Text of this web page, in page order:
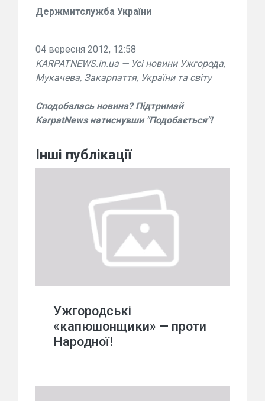
Держмитслужба України
04 вересня 2012, 12:58
KARPATNEWS.in.ua — Усі новини Ужгорода,
Мукачева, Закарпаття, України та світу
Сподобалась новина? Підтримай
KarpatNews натиснувши "Подобається"!
Інші публікації
Ужгородські
«капюшонщики» — проти
Народної!